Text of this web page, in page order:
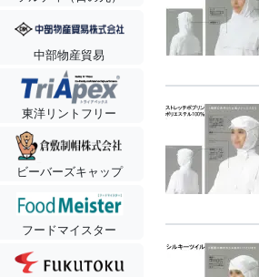
中部物産貿易
東洋リントフリー
ビーバーズキャップ
フードマイスター